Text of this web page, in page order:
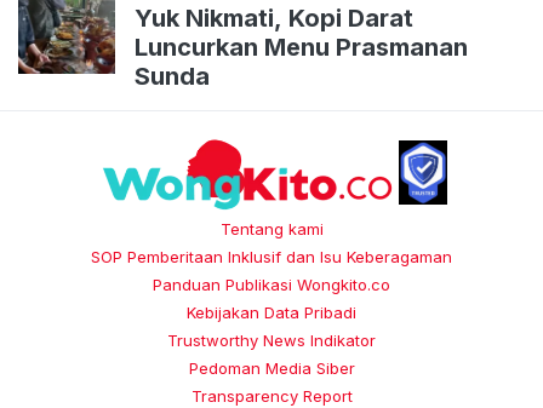
Yuk Nikmati, Kopi Darat
Luncurkan Menu Prasmanan
Sunda
Tentang kami
SOP Pemberitaan Inklusif dan Isu Keberagaman
Panduan Publikasi Wongkito.co
Kebijakan Data Pribadi
Trustworthy News Indikator
Pedoman Media Siber
Transparency Report